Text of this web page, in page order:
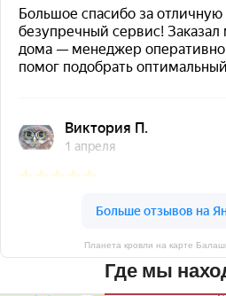
Планета кровли на карте
Где мы